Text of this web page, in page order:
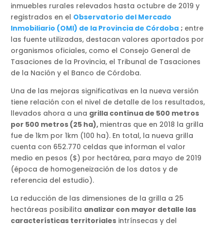
inmuebles rurales relevados hasta octubre de 2019 y
registrados en el Observatorio del Mercado
Inmobiliario (OMI) de la Provincia de Córdoba ; entre
las fuente utilizadas, destacan valores aportados por
organismos oficiales, como el Consejo General de
Tasaciones de la Provincia, el Tribunal de Tasaciones
de la Nación y el Banco de Córdoba.
Una de las mejoras significativas en la nueva versión
tiene relación con el nivel de detalle de los resultados,
llevados ahora a una grilla continua de 500 metros
por 500 metros (25 ha), mientras que en 2018 la grilla
fue de 1km por 1km (100 ha). En total, la nueva grilla
cuenta con 652.770 celdas que informan el valor
medio en pesos ($) por hectárea, para mayo de 2019
(época de homogeneización de los datos y de
referencia del estudio).
La reducción de las dimensiones de la grilla a 25
hectáreas posibilita analizar con mayor detalle las
características territoriales intrínsecas y del